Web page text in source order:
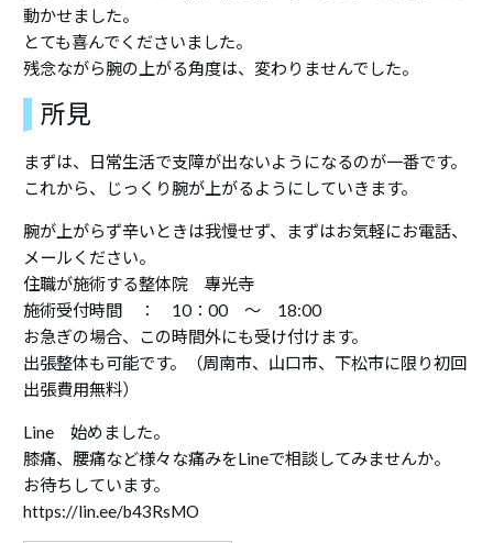
動かせました。
とても喜んでくださいました。
残念ながら腕の上がる角度は、変わりませんでした。
所見
まずは、日常生活で支障が出ないようになるのが一番です。
これから、じっくり腕が上がるようにしていきます。
腕が上がらず辛いときは我慢せず、まずはお気軽にお電話、
メールください。
住職が施術する整体院 專光寺
施術受付時間 ： 10：00 ～ 18:00
お急ぎの場合、この時間外にも受け付けます。
出張整体も可能です。（周南市、山口市、下松市に限り初回
出張費用無料）
Line 始めました。
膝痛、腰痛など様々な痛みをLineで相談してみませんか。
お待ちしています。
https://lin.ee/b43RsMO